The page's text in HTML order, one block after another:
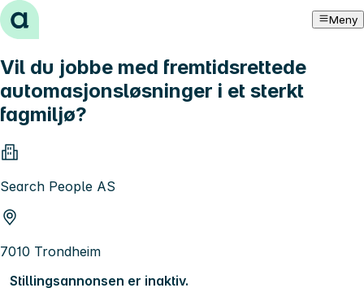
Hopp til innhold Meny
Vil du jobbe med fremtidsrettede
automasjonsløsninger i et sterkt
fagmiljø?
Search People AS
7010 Trondheim
Stillingsannonsen er inaktiv.